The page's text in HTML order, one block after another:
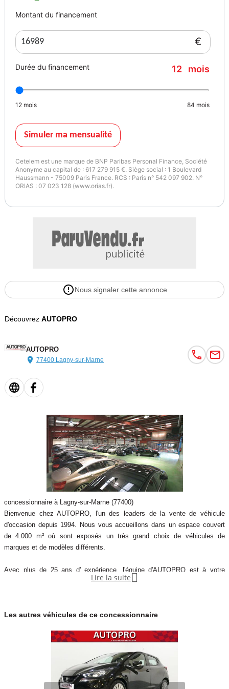
conducteur // tva // pas cher // historique // entretien // critair //
garantie // professionnel // essence // diesel // hybride // occasion //
4x4 // citadine // berline // suv // compacte // break // crossover //
Garantie : 12 Mois
Couleur
Puissance réelle
Garantie mécanique
12 mois
Montant du financement
€
Durée du financement 12 mois
12 mois 84 mois
Simuler ma mensualité
Cetelem est une marque de BNP Paribas Personal Finance, Société
Anonyme au capital de : 617 279 915 €. Siège social : 1 Boulevard
Haussmann - 75009 Paris France. RCS : Paris n° 542 097 902. N°
ORIAS : 07 023 128 (www.orias.fr).
Nous signaler cette annonce
Découvrez AUTOPRO
AUTOPRO
77400 Lagny-sur-Marne
concessionnaire à Lagny-sur-Marne (77400)
Bienvenue chez AUTOPRO, l'un des leaders de la vente de véhicule
d'occasion depuis 1994. Nous vous accueillons dans un espace couvert
de 4.000 m² où sont exposés un très grand choix de véhicules de
marques et de modèles différents.
Avec plus de 25 ans d' expérience, l'équipe d'AUTOPRO est à votre
disposition pour vous conseiller et vous guider au mieux dans le choix de
Tous nos véhicules sont rigoureusement sélectionnés, contrôlés et
Lire la suite 
Les autres véhicules de ce concessionnaire